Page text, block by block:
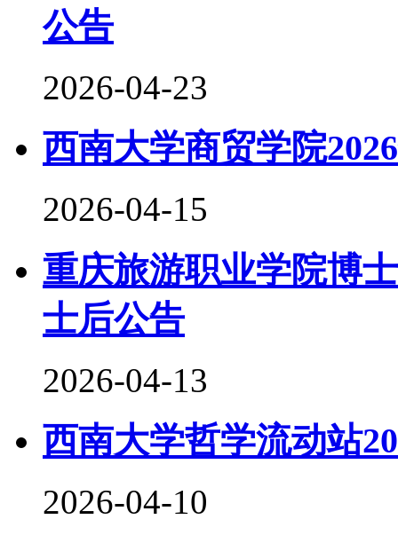
公告
2026-04-23
西南大学商贸学院
2026-04-15
重庆旅游职业学院博
士后公告
2026-04-13
西南大学哲学流动站
2026-04-10